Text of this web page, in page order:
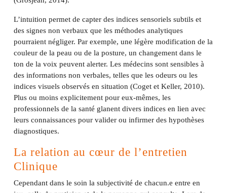
L’intuition permet de capter des indices sensoriels subtils et
des signes non verbaux que les méthodes analytiques
pourraient négliger. Par exemple, une légère modification de la
couleur de la peau ou de la posture, un changement dans le
ton de la voix peuvent alerter. Les médecins sont sensibles à
des informations non verbales, telles que les odeurs ou les
indices visuels observés en situation (Coget et Keller, 2010).
Plus ou moins explicitement pour eux-mêmes, les
professionnels de la santé glanent divers indices en lien avec
leurs connaissances pour valider ou infirmer des hypothèses
diagnostiques.
La relation au cœur de l’entretien
Clinique
Cependant dans le soin la subjectivité de chacun.e entre en